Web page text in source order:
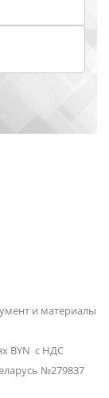
и материалы
BYN с НДС
№279837